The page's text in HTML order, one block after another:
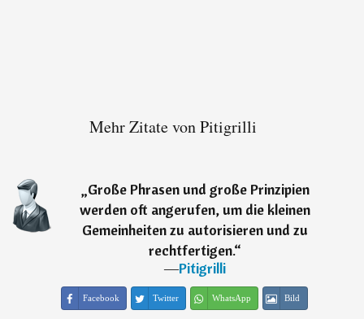
Mehr Zitate von Pitigrilli
„Große Phrasen und große Prinzipien
werden oft angerufen, um die kleinen
Gemeinheiten zu autorisieren und zu
rechtfertigen.“
―Pitigrilli
Facebook Twitter WhatsApp Bild